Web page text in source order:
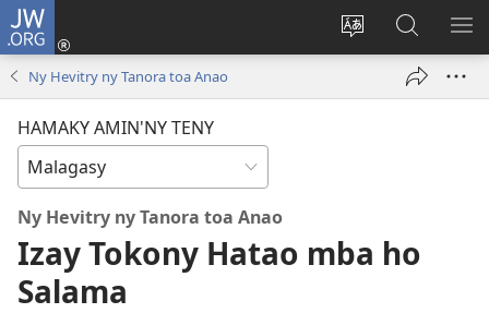
JW.ORG
Hiova
Hiditra
(manokatra
ato
Amin’ny
Ny Hevitry ny Tanora toa Anao
HAMAKY AMIN'NY TENY
Ny Hevitry ny Tanora toa Anao
Izay Tokony Hatao mba ho
Salama